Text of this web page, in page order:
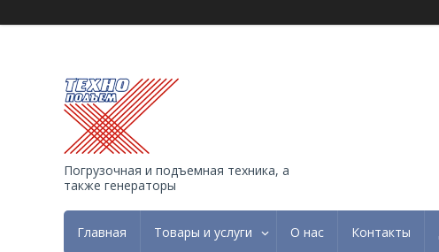
Погрузочная и подъемная техника, а
также генераторы
Главная Товары и услуги О нас Контакты